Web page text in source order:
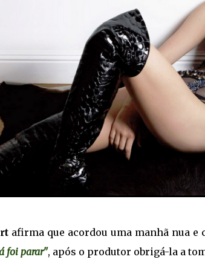
afirma que acordou uma manhã nua e
foi parar", após o produtor obrigá-la a